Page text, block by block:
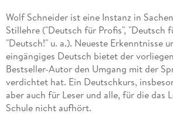
Wolf Schneider ist eine Instanz in
Stillehre ("Deutsch für Profis", "Deutsch
"Deutsch!" u. a.). Neueste Erkenntnisse
eingängiges Deutsch bietet der
Bestseller-Autor den Umgang mit der
verdichtet hat. Ein Deutschkurs,
aber auch für Leser und alle, für die das
Schule nicht aufhört.